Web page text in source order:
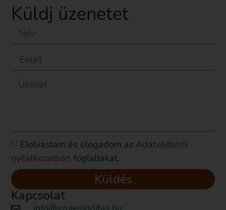
Küldj üzenetet
Elolvastam és elogadom az Adatvédelmi
nyilatkozatban foglaltakat.
Küldés
Kapcsolat